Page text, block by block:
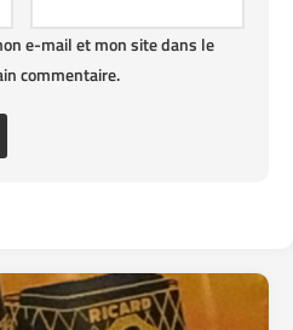
e-mail et mon site dans le
commentaire.